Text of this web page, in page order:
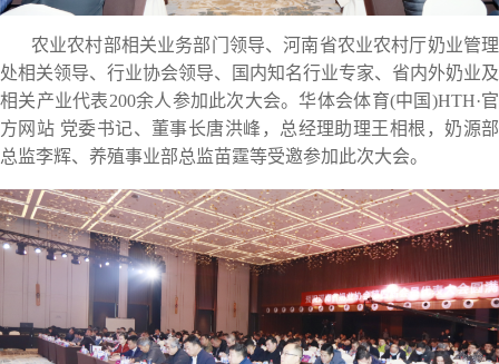
农业农村部相关业务部门领导、河南省农业农村厅奶业管理
处相关领导、行业协会领导、国内知名行业专家、省内外奶业及
相关产业代表200余人参加此次大会。华体会体育(中国)HTH·官
方网站 党委书记、董事长唐洪峰，总经理助理王相根，奶源部
总监李辉、养殖事业部总监苗霆等受邀参加此次大会。